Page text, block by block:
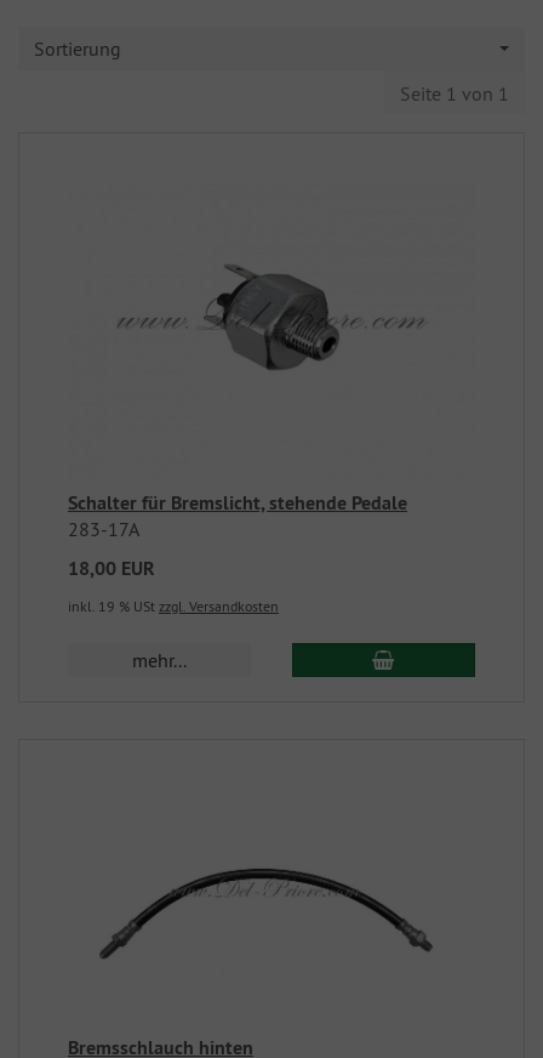
Sortierung
Seite 1 von 1
Schalter für Bremslicht, stehende Pedale
283-17A
18,00 EUR
inkl. 19 % USt zzgl. Versandkosten
mehr...
Bremsschlauch hinten